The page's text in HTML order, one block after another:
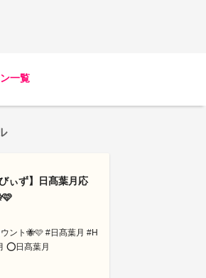
一覧
びぃず】日髙葉月応
ント🐝🩷 #日髙葉月 #H
⭕️日髙葉月